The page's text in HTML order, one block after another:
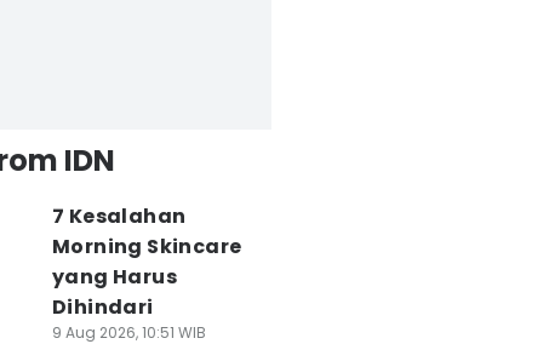
IDN
7 Kesalahan
Morning Skincare
yang Harus
Dihindari
9 Aug 2026, 10:51 WIB